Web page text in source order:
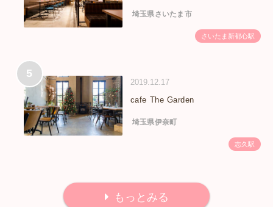
埼玉県さいたま市
さいたま新都心駅
5
2019.12.17
cafe The Garden
埼玉県伊奈町
志久駅
もっとみる